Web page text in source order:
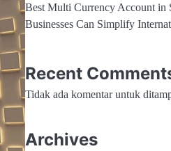
Best Multi Currency Account in
Businesses Can Simplify
Recent
Tidak ada komentar untuk
Archives